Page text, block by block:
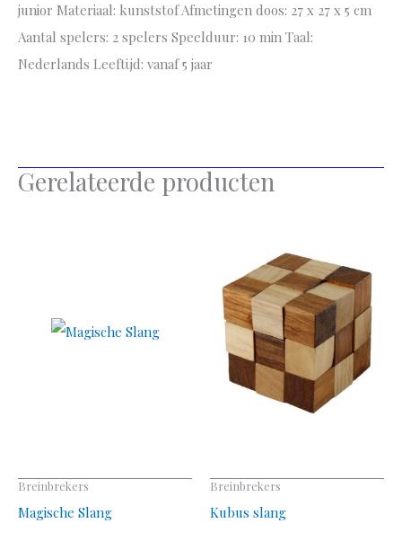
junior Materiaal: kunststof Afmetingen doos: 27 x 27 x 5 cm
Aantal spelers: 2 spelers Speelduur: 10 min Taal:
Nederlands Leeftijd: vanaf 5 jaar
Gerelateerde producten
Breinbrekers
Magische Slang
meerdere
variaties.
op
Breinbrekers
Kubus slang